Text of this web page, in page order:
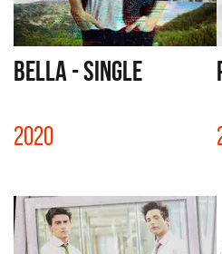
BELLA - SINGLE
2020